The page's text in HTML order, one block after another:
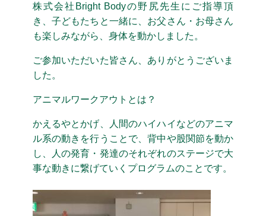
株式会社Bright Bodyの野尻先生にご指導頂
き、子どもたちと一緒に、お父さん・お母さん
も楽しみながら、身体を動かしました。
ご参加いただいた皆さん、ありがとうございま
した。
アニマルワークアウトとは？
かえるやとかげ、人間のハイハイなどのアニマ
ル系の動きを行うことで、背中や股関節を動か
し、人の発育・発達のそれぞれのステージで大
事な動きに繋げていくプログラムのことです。